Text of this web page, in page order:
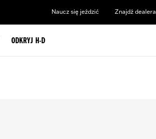
Naucz się jeździć Znajdź dealera
ODKRYJ H-D